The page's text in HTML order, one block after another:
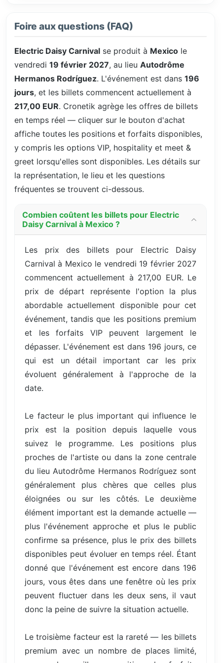
Foire aux questions (FAQ)
Electric Daisy Carnival se produit à Mexico le
vendredi 19 février 2027, au lieu Autodrôme
Hermanos Rodríguez. L'événement est dans 196
jours, et les billets commencent actuellement à
217,00 EUR. Cronetik agrège les offres de billets
en temps réel — cliquer sur le bouton d'achat
affiche toutes les positions et forfaits disponibles,
y compris les options VIP, hospitality et meet &
greet lorsqu'elles sont disponibles. Les détails sur
la représentation, le lieu et les questions
fréquentes se trouvent ci-dessous.
Combien coûtent les billets pour Electric
Daisy Carnival à Mexico ?
Les prix des billets pour Electric Daisy
Carnival à Mexico le vendredi 19 février 2027
commencent actuellement à 217,00 EUR. Le
prix de départ représente l'option la plus
abordable actuellement disponible pour cet
événement, tandis que les positions premium
et les forfaits VIP peuvent largement le
dépasser. L'événement est dans 196 jours, ce
qui est un détail important car les prix
évoluent généralement à l'approche de la
date.
Le facteur le plus important qui influence le
prix est la position depuis laquelle vous
suivez le programme. Les positions plus
proches de l'artiste ou dans la zone centrale
du lieu Autodrôme Hermanos Rodríguez sont
généralement plus chères que celles plus
éloignées ou sur les côtés. Le deuxième
élément important est la demande actuelle —
plus l'événement approche et plus le public
confirme sa présence, plus le prix des billets
disponibles peut évoluer en temps réel. Étant
donné que l'événement est encore dans 196
jours, vous êtes dans une fenêtre où les prix
peuvent fluctuer dans les deux sens, il vaut
donc la peine de suivre la situation actuelle.
Le troisième facteur est la rareté — les billets
premium avec un nombre de places limité,